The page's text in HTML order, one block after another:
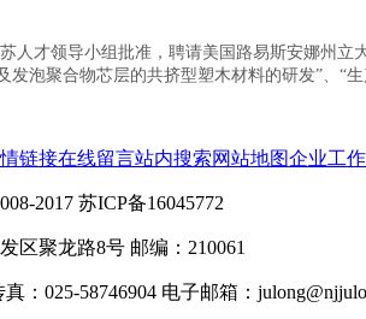
人才领导小组批准，聘请美国路易斯安娜州
发泡聚合物芯层的共挤型塑木材料的研发”、“
链接在线留言站内搜索网站地图企业工
2017 苏ICP备16045772
区聚龙路8号 邮编：210061
真：025-58746904 电子邮箱：